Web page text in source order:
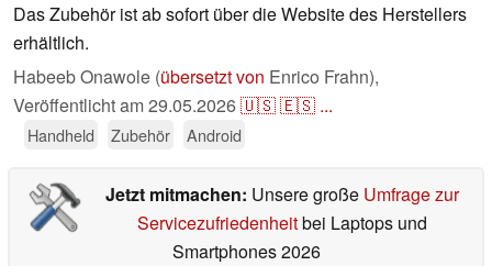
Das Zubehör ist ab sofort über die Website des Herstellers
erhältlich.
Habeeb Onawole (übersetzt von Enrico Frahn),
Veröffentlicht am29.05.2026🇺🇸🇪🇸 ...
Handheld Zubehör Android
Jetzt mitmachen: Unsere große Umfrage zur
Servicezufriedenheitbei Laptops und
Smartphones 2026